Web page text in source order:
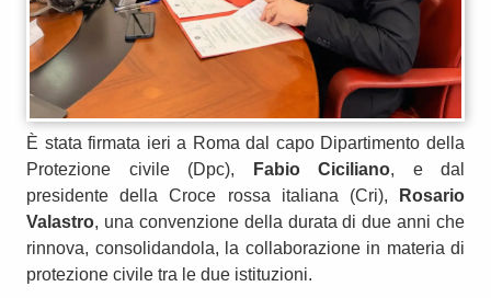
È stata firmata ieri a Roma dal capo Dipartimento della
Protezione civile (Dpc),
Fabio Ciciliano, e dal
presidente della Croce rossa italiana (Cri),
Rosario
Valastro, una convenzione della durata di due anni che
rinnova, consolidandola, la collaborazione in materia di
protezione civile tra le due istituzioni.